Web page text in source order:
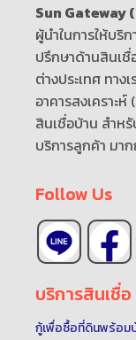
Sun Gateway
ผู้นำในการให้บริ
ปรึกษาด้านสินเ
ต่างประเทศ ทาง
อาคารสงเคราะ
สินเชื่อบ้าน สำห
บริการลูกค้า มาก
Follow Us
บริการสินเชื่
กู้เพื่อซื้อที่ดินพร้อม